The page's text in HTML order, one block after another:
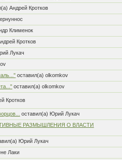
Андрей Кротков
Клименок
Кротков
Лукач
оставил(а) olkomkov
оставил(а) olkomkov
Кротков
оставил(а) Юрий Лукач
РАЗМЫШЛЕНИЯ О ВЛАСТИ
Юрий Лукач
Лаки